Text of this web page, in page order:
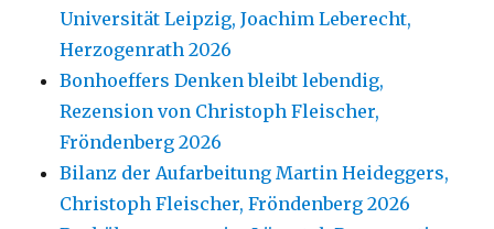
Universität Leipzig, Joachim Leberecht,
Herzogenrath 2026
Bonhoeffers Denken bleibt lebendig,
Rezension von Christoph Fleischer,
Fröndenberg 2026
Bilanz der Aufarbeitung Martin Heideggers,
Christoph Fleischer, Fröndenberg 2026